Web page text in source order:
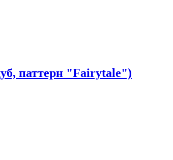
паттерн "Fairytale")